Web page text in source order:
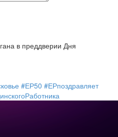
в преддверии Дня
#ЕР50 #ЕРпоздравляет